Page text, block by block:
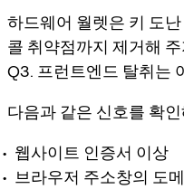
하드웨어 월렛은 키 도
콜 취약점까지 제거해
Q3. 프런트엔드 탈취는
다음과 같은 신호를 확
웹사이트 인증서 이상
브라우저 주소창의 도